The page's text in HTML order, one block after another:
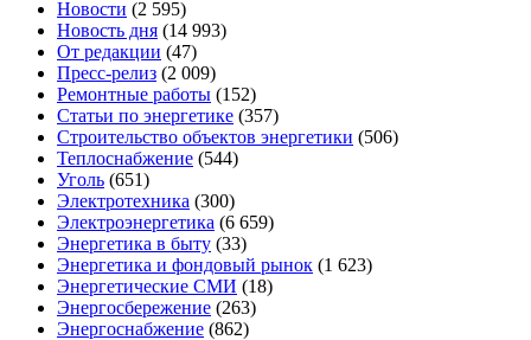
Новости (2 595)
Новость дня (14 993)
От редакции (47)
Пресс-релиз (2 009)
Ремонтные работы (152)
Статьи по энергетике (357)
Строительство объектов энергетики (506)
Теплоснабжение (544)
Уголь (651)
Электротехника (300)
Электроэнергетика (6 659)
Энергетика в быту (33)
Энергетика и фондовый рынок (1 623)
Энергетические СМИ (18)
Энергосбережение (263)
Энергоснабжение (862)